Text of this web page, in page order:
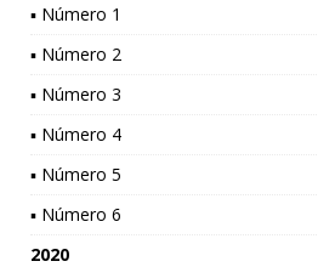
▪ Número 1
▪ Número 2
▪ Número 3
▪ Número 4
▪ Número 5
▪ Número 6
2020